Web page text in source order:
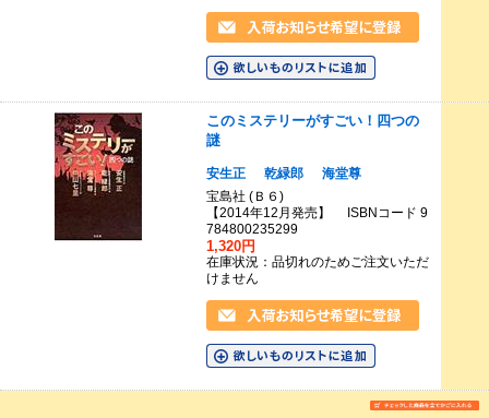
このミステリーがすごい！四つの
謎
安生正 乾緑郎
海堂尊
宝島社 (Ｂ６)
【2014年12月発売】 ISBNコード 9
784800235299
1,320円
在庫状況：品切れのためご注文いただ
けません